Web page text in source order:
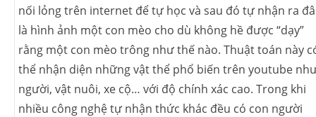
nối lỏng trên internet để tự học và sau đó tự nhận ra
là hình ảnh một con mèo cho dù không hề được “dạy”
rằng một con mèo trông như thế nào. Thuật toán này
thể nhận diện những vật thể phổ biến trên youtube
người, vật nuôi, xe cộ… với độ chính xác cao. Trong khi
nhiều công nghệ tự nhận thức khác đều có con người